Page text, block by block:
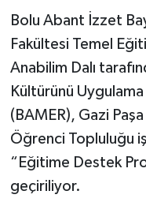
Bolu Abant İzzet
Fakültesi Temel
Anabilim Dalı
Kültürünü
(BAMER), Gazi
Öğrenci Topluluğu
“Eğitime Destek
geçiriliyor.